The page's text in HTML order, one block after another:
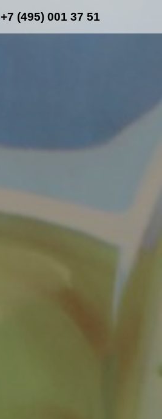
+7 (495) 001 37 51